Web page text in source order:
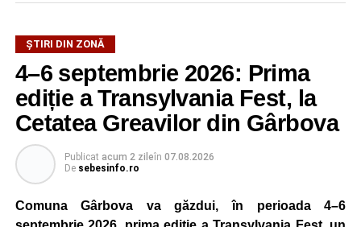
ȘTIRI DIN ZONĂ
4–6 septembrie 2026: Prima
ediție a Transylvania Fest, la
Cetatea Greavilor din Gârbova
Publicat acum 2 zileîn 07.08.2026
De sebesinfo.ro
Comuna Gârbova va găzdui, în perioada 4–6